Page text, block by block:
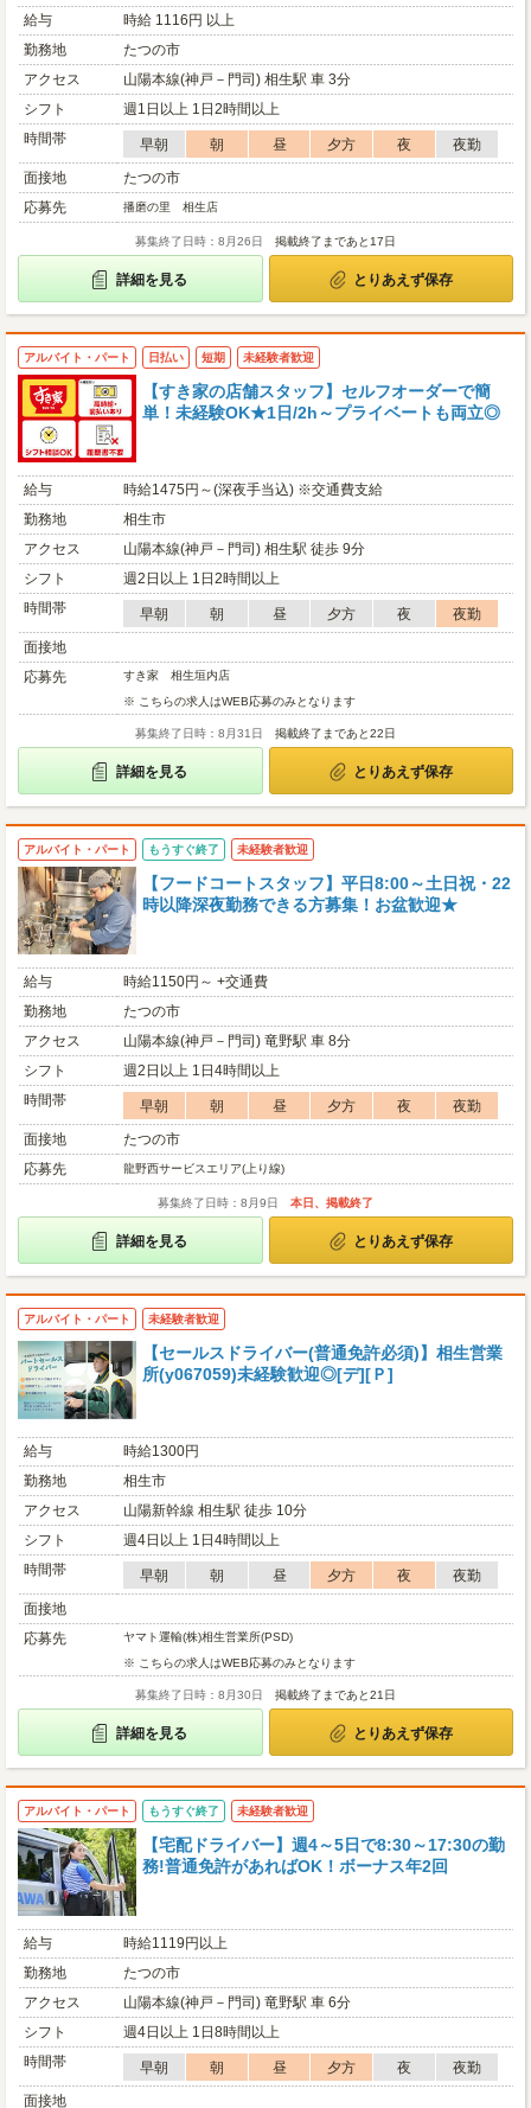
給与
時給 1116円 以上
勤務地
たつの市
アクセス
山陽本線(神戸－門司) 相生駅 車 3分
シフト
週1日以上 1日2時間以上
時間帯
早朝 朝 昼 夕方 夜
夜勤
面接地
たつの市
応募先
播磨の里 相生店
募集終了日時：8月26日 掲載終了まであと17日
詳細を見る とりあえず保存
アルバイト・パート 日払い 短期 未経験者歓迎
【すき家の店舗スタッフ】セルフオーダーで簡
単！未経験OK★1日/2h～プライベートも両立◎
給与
時給1475円～(深夜手当込) ※交通費支給
勤務地
相生市
アクセス
山陽本線(神戸－門司) 相生駅 徒歩 9分
シフト
週2日以上 1日2時間以上
時間帯
早朝 朝 昼 夕方 夜
夜勤
面接地
応募先
すき家 相生垣内店
※ こちらの求人はWEB応募のみとなります
募集終了日時：8月31日 掲載終了まであと22日
詳細を見る とりあえず保存
アルバイト・パート もうすぐ終了 未経験者歓迎
【フードコートスタッフ】平日8:00～土日祝・22
時以降深夜勤務できる方募集！お盆歓迎★
給与
時給1150円～ +交通費
勤務地
たつの市
アクセス
山陽本線(神戸－門司) 竜野駅 車 8分
シフト
週2日以上 1日4時間以上
時間帯
早朝 朝 昼 夕方 夜
夜勤
面接地
たつの市
応募先
龍野西サービスエリア(上り線)
募集終了日時：8月9日 本日、掲載終了
詳細を見る とりあえず保存
アルバイト・パート 未経験者歓迎
【セールスドライバー(普通免許必須)】相生営業
所(y067059)未経験歓迎◎[デ][Ｐ]
給与
時給1300円
勤務地
相生市
アクセス
山陽新幹線 相生駅 徒歩 10分
シフト
週4日以上 1日4時間以上
時間帯
早朝 朝 昼 夕方 夜
夜勤
面接地
応募先
ヤマト運輸(株)相生営業所(PSD)
※ こちらの求人はWEB応募のみとなります
募集終了日時：8月30日 掲載終了まであと21日
詳細を見る とりあえず保存
アルバイト・パート もうすぐ終了 未経験者歓迎
【宅配ドライバー】週4～5日で8:30～17:30の勤
務!普通免許があればOK！ボーナス年2回
給与
時給1119円以上
勤務地
たつの市
アクセス
山陽本線(神戸－門司) 竜野駅 車 6分
シフト
週4日以上 1日8時間以上
時間帯
早朝 朝 昼 夕方 夜
夜勤
面接地